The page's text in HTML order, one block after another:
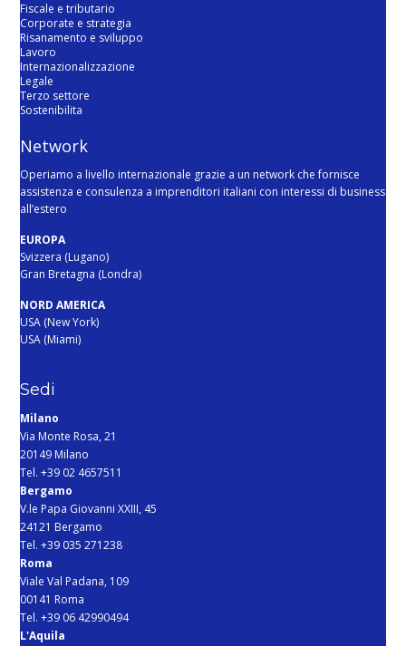
Fiscale e tributario
Corporate e strategia
Risanamento e sviluppo
Lavoro
Internazionalizzazione
Legale
Terzo settore
Sostenibilita
Network
Operiamo a livello internazionale grazie a un network che fornisce
assistenza e consulenza a imprenditori italiani con interessi di business
all’estero
EUROPA
Svizzera (Lugano)
Gran Bretagna (Londra)
NORD AMERICA
USA (New York)
USA (Miami)
Sedi
Milano
Via Monte Rosa, 21
20149 Milano
Tel. +39 02 4657511
Bergamo
V.le Papa Giovanni XXIII, 45
24121 Bergamo
Tel. +39 035 271238
Roma
Viale Val Padana, 109
00141 Roma
Tel. +39 06 42990494
L'Aquila